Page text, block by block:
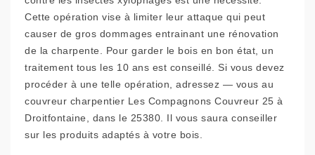
Cette opération vise à limiter leur attaque qui peut
causer de gros dommages entrainant une rénovation
de la charpente. Pour garder le bois en bon état, un
traitement tous les 10 ans est conseillé. Si vous devez
procéder à une telle opération, adressez — vous au
couvreur charpentier Les Compagnons Couvreur 25 à
Droitfontaine, dans le 25380. Il vous saura conseiller
sur les produits adaptés à votre bois.